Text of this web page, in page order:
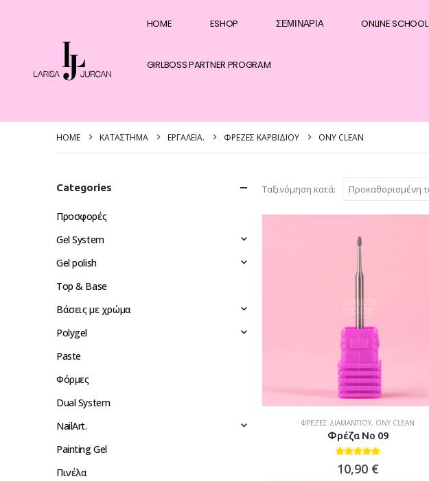
HOME ESHOP ΣΕΜΙΝΆΡΙΑ ONLINE SCHOOL
GIRLBOSS PARTNER PROGRAM
HOME ΚΑΤΆΣΤΗΜΑ EΡΓΑΛΕΊΑ. ΦΡΈΖΕΣ ΚΑΡΒΙΔΊΟΥ ONY CLEAN
Ταξινόμηση κατά:
ΦΡΈΖΕΣ ΔΙΑΜΑΝΤΙΟΎ, ONY CLEAN
Φρέζα Νο 09
10,90 €
Categories
Προσφορές
Gel System
Gel polish
Top & Base
Βάσεις με χρώμα
Polygel
Paste
Φόρμες
Dual System
NailArt.
Painting Gel
Πινέλα